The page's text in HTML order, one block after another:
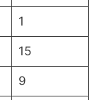
1
15
9